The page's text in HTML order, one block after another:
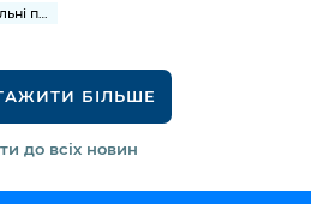
Будинок та комунальні послуги
БІЛЬШЕ
до всіх новин